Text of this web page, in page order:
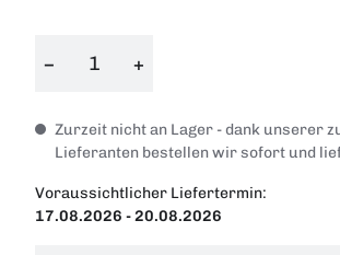
− +
Zurzeit nicht an Lager - dank unserer
Lieferanten bestellen wir sofort und
Voraussichtlicher Liefertermin:
17.08.2026 - 20.08.2026